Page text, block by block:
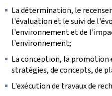
La détermination, le
l'évaluation et le suivi de
l'environnement et de
l'environnement;
La conception, la promotion
stratégies, de concepts, de
L'exécution de travaux de